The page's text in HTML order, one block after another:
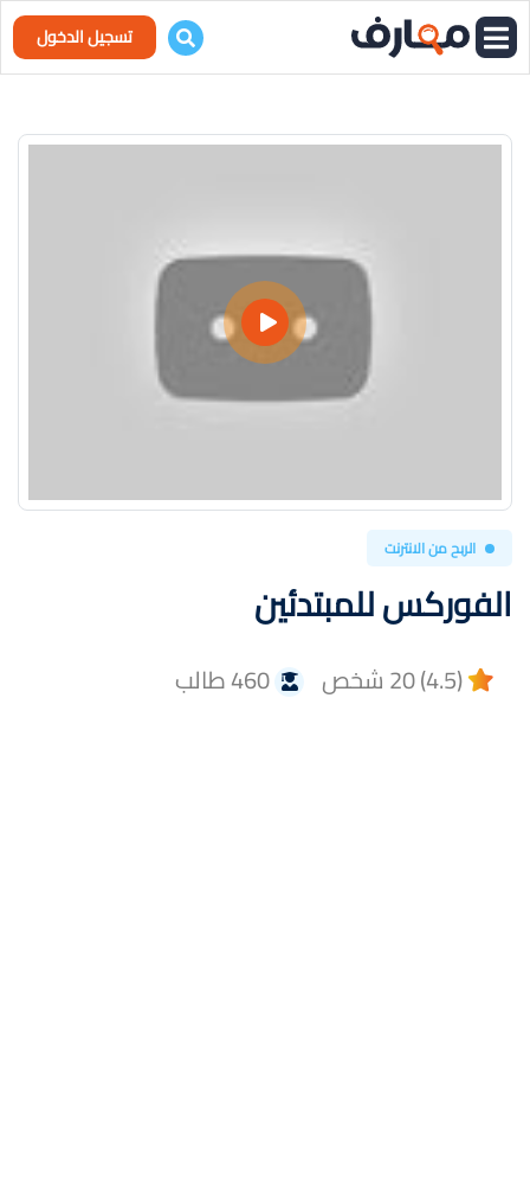
تسجيل الدخول
الربح من الانترنت
الفوركس للمبتدئين
(4.5) 20 شخص 460 طالب